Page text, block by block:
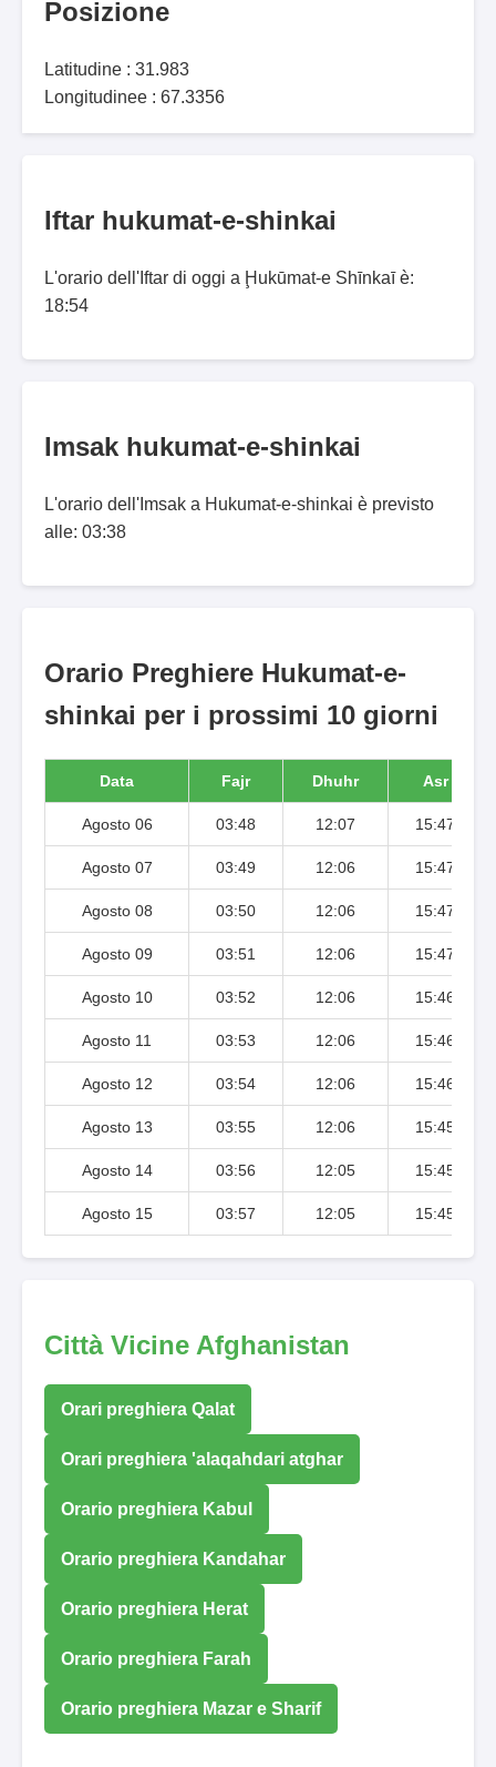
Posizione
Latitudine : 31.983
Longitudinee : 67.3356
Iftar hukumat-e-shinkai
L'orario dell'Iftar di oggi a Ḩukūmat-e Shīnkaī è:
18:54
Imsak hukumat-e-shinkai
L'orario dell'Imsak a Hukumat-e-shinkai è previsto
alle: 03:38
Orario Preghiere Hukumat-e-
shinkai per i prossimi 10 giorni
Data Fajr Dhuhr Asr
Agosto 06 03:48 12:07 15:47
Agosto 07 03:49 12:06 15:47
Agosto 08 03:50 12:06 15:47
Agosto 09 03:51 12:06 15:47
Agosto 10 03:52 12:06 15:46
Agosto 11 03:53 12:06 15:46
Agosto 12 03:54 12:06 15:46
Agosto 13 03:55 12:06 15:45
Agosto 14 03:56 12:05 15:45
Agosto 15 03:57 12:05 15:45
Città Vicine Afghanistan
Orari preghiera Qalat
Orari preghiera 'alaqahdari atghar
Orario preghiera Kabul
Orario preghiera Kandahar
Orario preghiera Herat
Orario preghiera Farah
Orario preghiera Mazar e Sharif